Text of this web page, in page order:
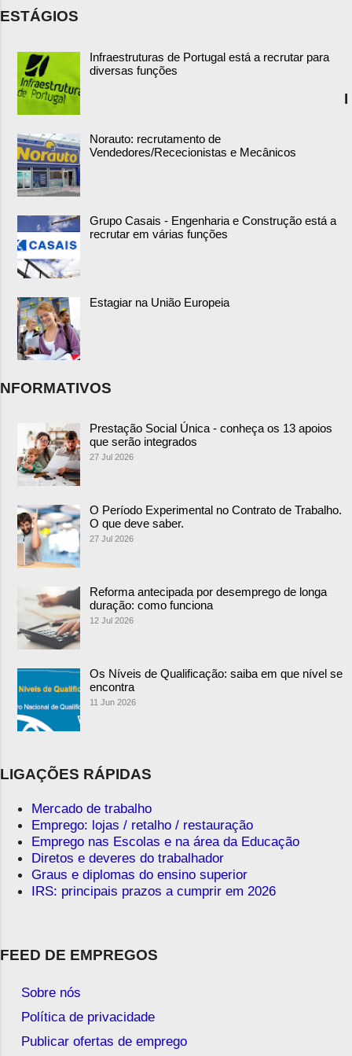
ESTÁGIOS
Infraestruturas de Portugal está a recrutar para
diversas funções
Norauto: recrutamento de
Vendedores/Rececionistas e Mecânicos
Grupo Casais - Engenharia e Construção está a
recrutar em várias funções
Estagiar na União Europeia
I
NFORMATIVOS
Prestação Social Única - conheça os 13 apoios
que serão integrados
27 Jul 2026
O Período Experimental no Contrato de Trabalho.
O que deve saber.
27 Jul 2026
Reforma antecipada por desemprego de longa
duração: como funciona
12 Jul 2026
Os Níveis de Qualificação: saiba em que nível se
encontra
11 Jun 2026
LIGAÇÕES RÁPIDAS
Mercado de trabalho
Emprego: lojas / retalho / restauração
Emprego nas Escolas e na área da Educação
Diretos e deveres do trabalhador
Graus e diplomas do ensino superior
IRS: principais prazos a cumprir em 2026
FEED DE EMPREGOS
Sobre nós
Política de privacidade
Publicar ofertas de emprego